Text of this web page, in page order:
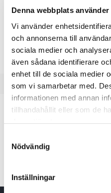
Denna webbplats
Vi använder
och annonserna till
sociala medier och
även sådana identifierare
enhet till de sociala medier
som vi samarbetar med.
informationen med annan
tillhandahållit eller som de
Nödvändig
Inställningar
Brunnsverktyg
Pentaheadbult
Melbye's multiverktyg
brunnslock med
Produktbeskrivning
Med E06 663 44 låser du
alla våra A15-, samt B125-